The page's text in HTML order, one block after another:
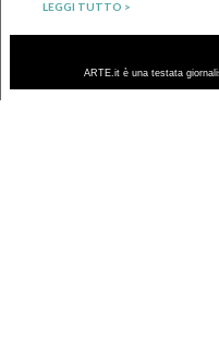
LEGGI TUTTO >
ARTE.it è una testata